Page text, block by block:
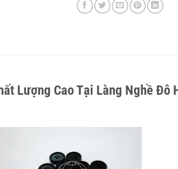
Lượng Cao Tại Làng Nghề Đô